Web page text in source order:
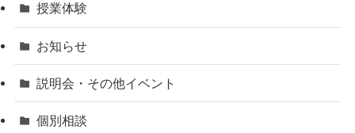
授業体験
お知らせ
説明会・その他イベント
個別相談